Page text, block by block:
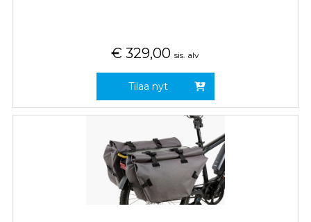
€ 329,00 sis. alv
Tilaa nyt